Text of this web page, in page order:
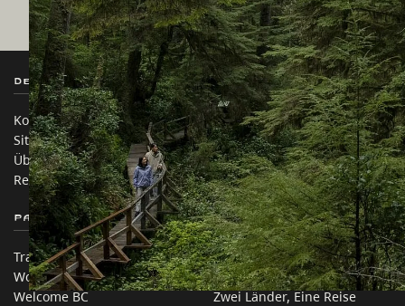
Destination BC
Kontakt
Sitemap
Über uns
Rechtliches & Richtlinien
Unsere Websites
Reisebranche
Medien
Unternehmen
简体中文 – China
Partnerseiten
Trade & Invest BC
Work BC
Welcome BC
Auf dieser Website
Reisevorschläge
Praktische Tipps
Zwei Länder, Eine Reise